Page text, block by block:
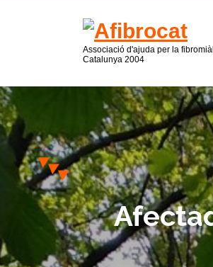
Associació d'ajuda per la
Catalunya 2004